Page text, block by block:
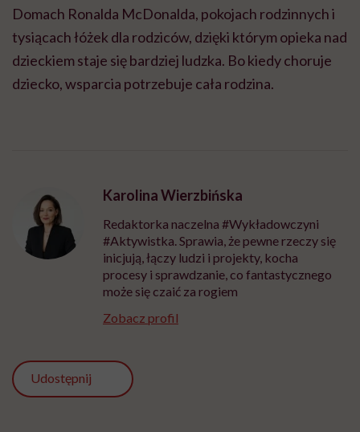
Domach Ronalda McDonalda, pokojach rodzinnych i
tysiącach łóżek dla rodziców, dzięki którym opieka nad
dzieckiem staje się bardziej ludzka. Bo kiedy choruje
dziecko, wsparcia potrzebuje cała rodzina.
Karolina Wierzbińska
Redaktorka naczelna #Wykładowczyni
#Aktywistka. Sprawia, że pewne rzeczy się
inicjują, łączy ludzi i projekty, kocha
procesy i sprawdzanie, co fantastycznego
może się czaić za rogiem
Zobacz profil
Udostępnij